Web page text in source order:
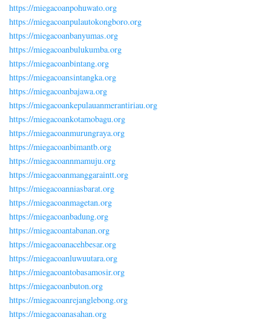
https://miegacoanpohuwato.org
https://miegacoanpulautokongboro.org
https://miegacoanbanyumas.org
https://miegacoanbulukumba.org
https://miegacoanbintang.org
https://miegacoansintangka.org
https://miegacoanbajawa.org
https://miegacoankepulauanmerantiriau.org
https://miegacoankotamobagu.org
https://miegacoanmurungraya.org
https://miegacoanbimantb.org
https://miegacoannmamuju.org
https://miegacoanmanggaraintt.org
https://miegacoanniasbarat.org
https://miegacoanmagetan.org
https://miegacoanbadung.org
https://miegacoantabanan.org
https://miegacoanacehbesar.org
https://miegacoanluwuutara.org
https://miegacoantobasamosir.org
https://miegacoanbuton.org
https://miegacoanrejanglebong.org
https://miegacoanasahan.org